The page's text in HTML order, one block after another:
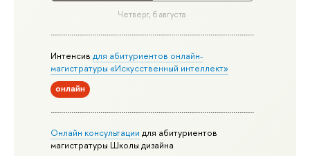
Четверг, 6 августа
Интенсивдля абитуриентов онлайн-
магистратуры «Искусственный интеллект»
онлайн
Онлайн консультации для абитуриентов
магистратуры Школы дизайна